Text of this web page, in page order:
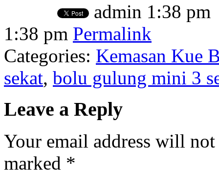
admin 1:38 pm
1:38 pm Permalink
Categories: Kemasan Kue
sekat, bolu gulung mini 3
Leave a Reply
Your email address will
marked *